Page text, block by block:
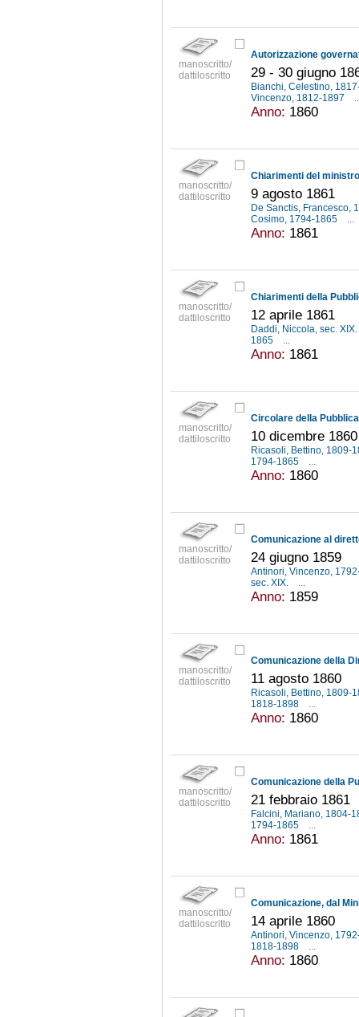
manoscritto/
dattiloscritto
29 - 30 giugno
Bianchi, Celestino,
Vincenzo, 1812-1897
Anno: 1860
manoscritto/
dattiloscritto
9 agosto 1861
De Sanctis, Francesco,
Cosimo, 1794-1865
...
Anno: 1861
manoscritto/
dattiloscritto
12 aprile 1861
Daddi, Niccola, sec. XIX.
1865
...
Anno: 1861
manoscritto/
dattiloscritto
10 dicembre 1860
Ricasoli, Bettino, 1809-
1794-1865
...
Anno: 1860
manoscritto/
dattiloscritto
24 giugno 1859
Antinori, Vincenzo,
sec. XIX.
...
Anno: 1859
manoscritto/
dattiloscritto
11 agosto 1860
Ricasoli, Bettino, 1809-
1818-1898
...
Anno: 1860
manoscritto/
dattiloscritto
21 febbraio 1861
Falcini, Mariano, 1804-
1794-1865
...
Anno: 1861
manoscritto/
dattiloscritto
14 aprile 1860
Antinori, Vincenzo,
1818-1898
...
Anno: 1860